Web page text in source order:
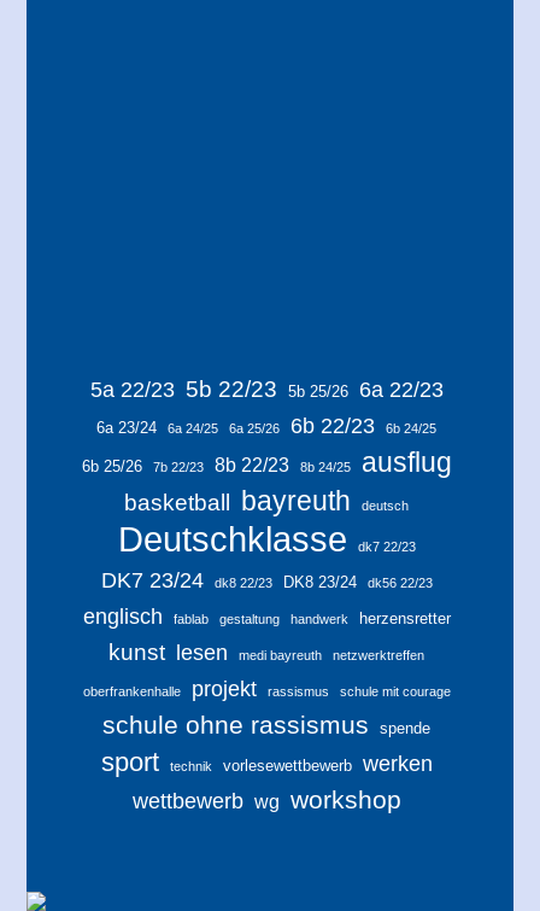
5a 22/23 5b 22/23 5b 25/26 6a 22/23
6a 23/24 6a 24/25 6a 25/26 6b 22/23 6b 24/25
6b 25/26 7b 22/23 8b 22/23 8b 24/25 ausflug
basketball bayreuth deutsch
Deutschklasse dk7 22/23
DK7 23/24 dk8 22/23 DK8 23/24 dk56 22/23
englisch fablab gestaltung handwerk herzensretter
kunst lesen medi bayreuth netzwerktreffen
oberfrankenhalle projekt rassismus schule mit courage
schule ohne rassismus spende
sport technik vorlesewettbewerb
werken
wettbewerb wg workshop